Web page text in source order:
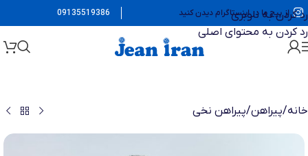
رد کردن به ناوبری
رد کردن به محتوای اصلی
از پیج ما در اینستاگرام دیدن کنید 09135519386
خانه/پیراهن/پیراهن نخی